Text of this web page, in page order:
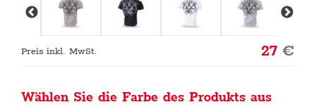
Preis inkl. MwSt. 27€
Wählen Sie die Farbe des Produkts aus